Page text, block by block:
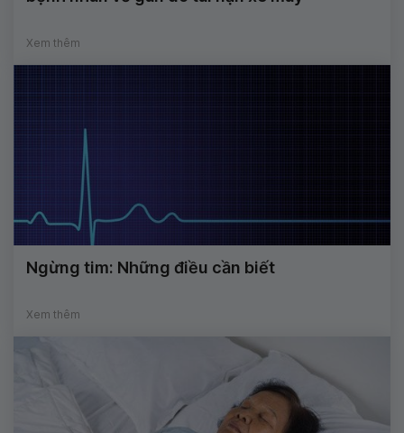
Xem thêm
Ngừng tim: Những điều cần biết
Xem thêm